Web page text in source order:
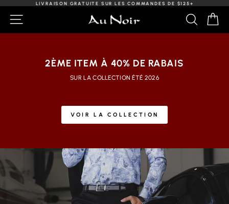
contenu
Pause
ÉCHANGE FACILE ET GRATUIT
2ÈME ITEM À 40% DE RABAIS
SUR LA COLLECTION ÉTÉ 2026
VOIR LA COLLECTION